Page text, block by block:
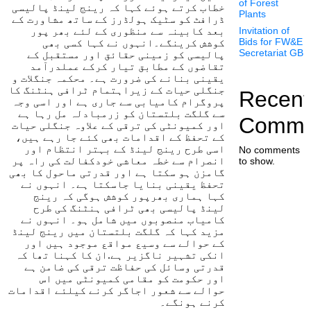
خطاب کرتے ہوئے کہا کہ رینج لینڈ پالیسی
ڈرافٹ کو سٹیک ہولڈرز کے ساتھ مشاورت کے
بعد کابینہ سے منظوری کے لئے بھر پور
کوشش کرینگے۔انہوں نے کہا کسی بھی
پالیسی کو زمینی حقائق اور مستقبل کے
تقاضوں کے مطابق تیار کرکے عملدرآمد
یقینی بنانے کی ضرورت ہے۔ محکمہ جنگلات و
جنگلی حیات کے زیراہتمام ٹرافی ہنٹنگ کا
پروگرام کامیابی سے جاری ہے اور اسی وجہ
سے گلگت بلتستان کو زرمبادلہ مل رہا ہے
اور کمیونٹی کی ترقی کے علاوہ جنگلی حیات
کے تحفظ کے اقدامات بھی کئے جا رہے ہیں،
اسی طرح رینج لینڈ کے بہتر انتظام اور
انصرام سے خطہ معاشی خودکفالت کی راہ پر
گامزن ہو سکتا ہے اور قدرتی ماحول کا بھی
تحفظ یقینی بنایا جاسکتا ہے۔ انہوں نے
کہا ہماری بھرپور کوشش ہوگی کہ رینج
لینڈ پالیسی بھی ٹرافی ہنٹنگ کی طرح
کامیاب منصوبوں میں شامل ہو۔ انہوں نے
مزید کہا کہ گلگت بلتستان میں رینج لینڈ
کے حوالے سے وسیع مواقع موجود ہیں اور
انکی تشہیر ناگزیر ہے.ان کا کہنا تھا کہ
قدرتی وسائل کی حفاظت ترقی کی ضامن ہے
اور حکومت کو مقامی کمیونٹی میں اس
حوالے سے شعور اجاگر کرنے کیلئے اقدامات
کرنے ہونگے۔
of Forest
Plants
Invitation of
Bids for FW&E
Secretariat GB
Recent
No comments
to show.